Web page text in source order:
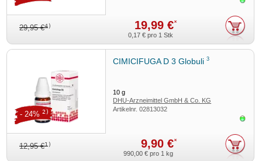
29,95 €4) 19,99 €*
0,17 € pro 1 Stk
CIMICIFUGA D 3 Globuli3
10g
DHU-Arzneimittel GmbH & Co. KG
Artikelnr.02813032
12,95 €1) 9,90 €*
- 24% 2)
990,00 € pro 1 kg